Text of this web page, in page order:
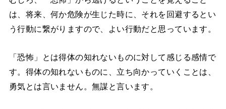
は、将来、何か危険が生じた時に、それを回避するとい
う行動に繋がりますので、よい行動だと思っています。
「恐怖」とは得体の知れないものに対して感じる感情で
す。得体の知れないものに、立ち向かっていくことは、
勇気とは言いません。無謀と言います。